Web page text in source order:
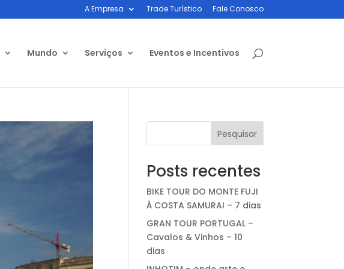
A Empresa Trade Turístico Fale Conosco
Mundo Serviços Eventos e Incentivos
Pesquisar
Posts recentes
BIKE TOUR DO MONTE FUJI
À COSTA SAMURAI – 7 dias
GRAN TOUR PORTUGAL –
Cavalos & Vinhos – 10
dias